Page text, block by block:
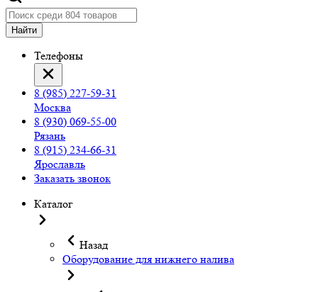
Найти
Телефоны
8 (985) 227-59-31
Москва
8 (930) 069-55-00
Рязань
8 (915) 234-66-31
Ярославль
Заказать звонок
Каталог
Назад
Оборудование для нижнего налива